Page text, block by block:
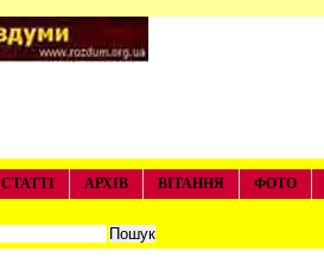
СТАТТІ АРХІВ ВІТАННЯ ФОТО